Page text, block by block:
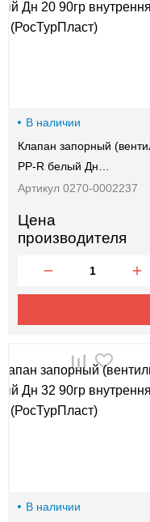
В наличии
Клапан запорный
PP-R белый Дн…
Артикул 0270-0002237
Цена
производителя
В наличии
00